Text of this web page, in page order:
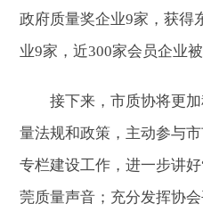
政府质量奖企业9家，获得
业9家，近300家会员企业
接下来，市质协将更加
量法规和政策，主动参与
专栏建设工作，进一步讲
莞质量声音；充分发挥协